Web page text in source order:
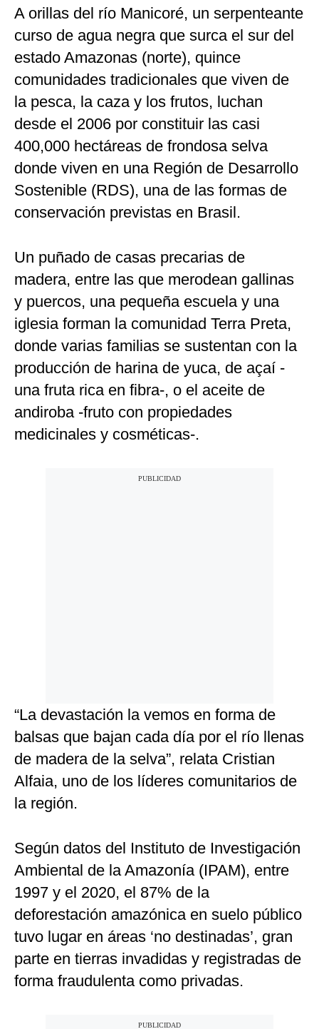
A orillas del río Manicoré, un serpenteante
curso de agua negra que surca el sur del
estado Amazonas (norte), quince
comunidades tradicionales que viven de
la pesca, la caza y los frutos, luchan
desde el 2006 por constituir las casi
400,000 hectáreas de frondosa selva
donde viven en una Región de Desarrollo
Sostenible (RDS), una de las formas de
conservación previstas en Brasil.
Un puñado de casas precarias de
madera, entre las que merodean gallinas
y puercos, una pequeña escuela y una
iglesia forman la comunidad Terra Preta,
donde varias familias se sustentan con la
producción de harina de yuca, de açaí -
una fruta rica en fibra-, o el aceite de
andiroba -fruto con propiedades
medicinales y cosméticas-.
“La devastación la vemos en forma de
balsas que bajan cada día por el río llenas
de madera de la selva”, relata Cristian
Alfaia, uno de los líderes comunitarios de
la región.
Según datos del Instituto de Investigación
Ambiental de la Amazonía (IPAM), entre
1997 y el 2020, el 87% de la
deforestación amazónica en suelo público
tuvo lugar en áreas ‘no destinadas’, gran
parte en tierras invadidas y registradas de
forma fraudulenta como privadas.